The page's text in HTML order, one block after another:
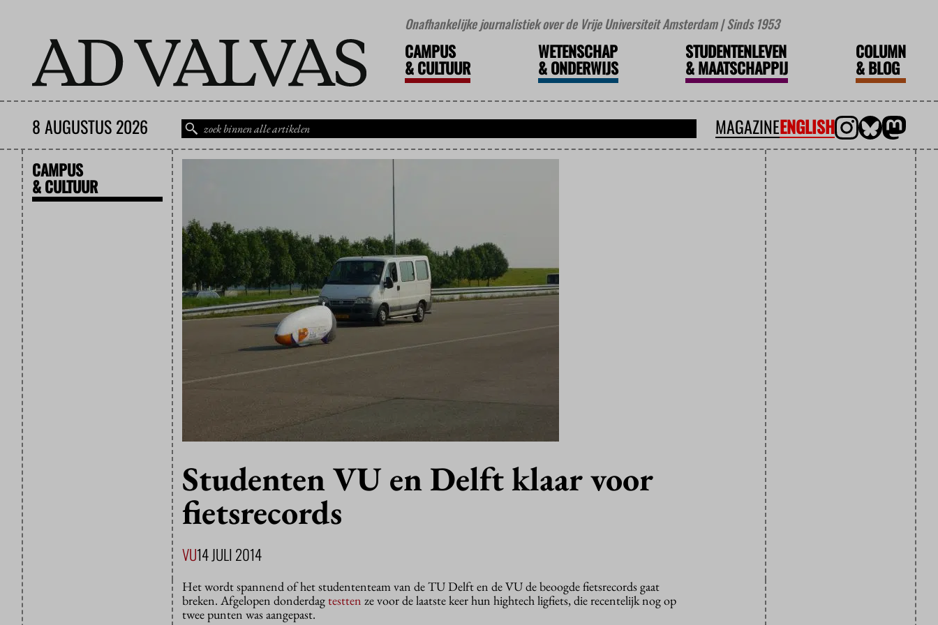
Onafhankelijke journalistiek over de Vrije Universiteit Amsterdam | Sinds 1953
CAMPUS
&CULTUUR
WETENSCHAP
&ONDERWIJS
STUDENTENLEVEN
&MAATSCHAPPIJ
COLUMN
&BLOG
8 AUGUSTUS 2026 MAGAZINEENGLISH
CAMPUS
& CULTUUR
Studenten VU en Delft klaar voor
fietsrecords
VU14 JULI 2014
Het wordt spannend of het studententeam van de TU Delft en de VU de beoogde fietsrecords gaat
breken. Afgelopen donderdagtestten ze voor de laatste keer hun hightech ligfiets, die recentelijk nog op
twee punten was aangepast.